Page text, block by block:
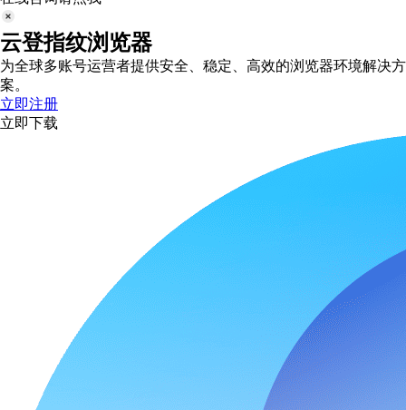
云登指纹浏览器
为全球多账号运营者提供安全、稳定、高效的浏览器环境解决方
案。
立即注册
立即下载